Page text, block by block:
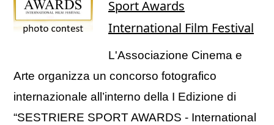
Sport Awards
International Film Festival
L'Associazione Cinema e
Arte organizza un concorso fotografico
internazionale all’interno della I Edizione di
“SESTRIERE SPORT AWARDS - International